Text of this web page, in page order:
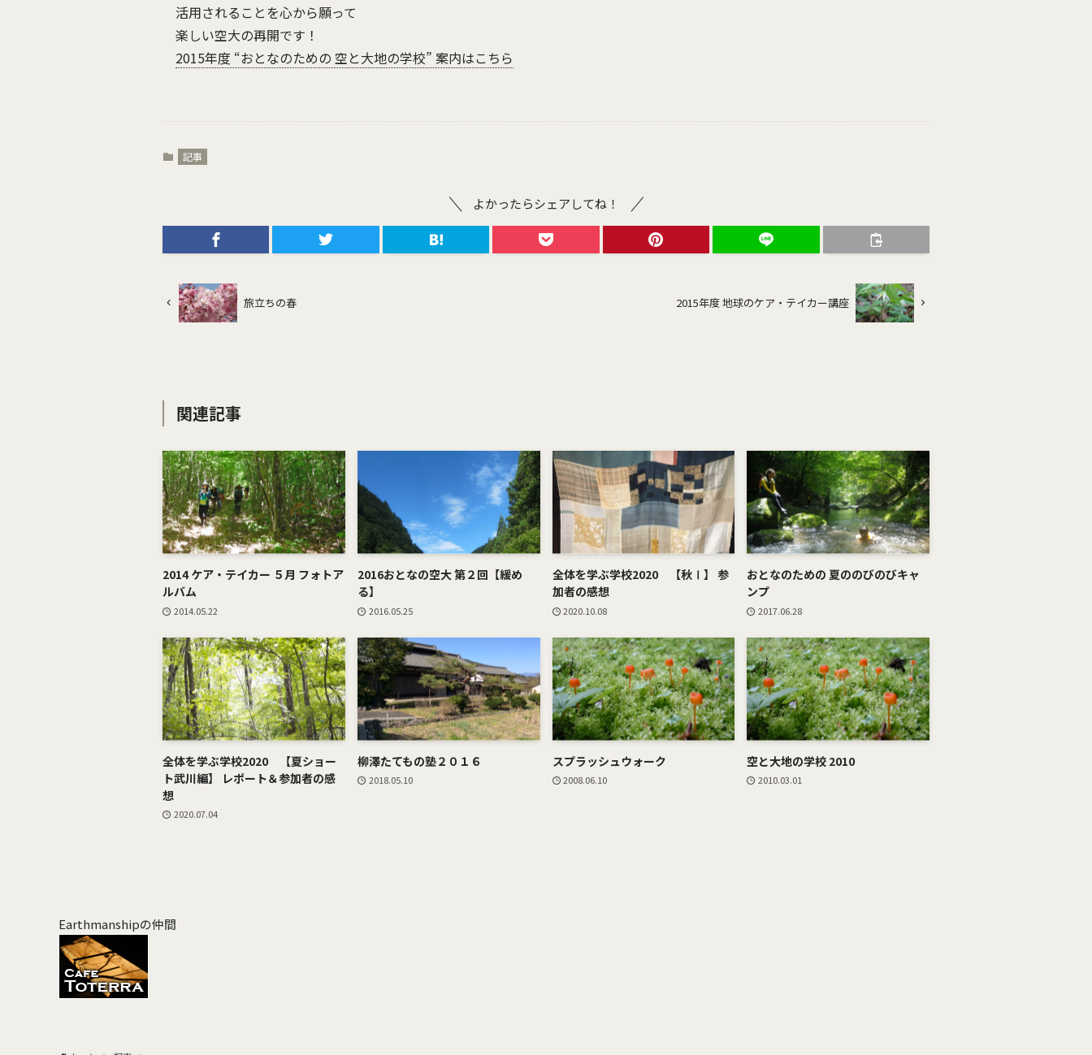
活用されることを心から願って
楽しい空大の再開です！
2015年度 “おとなのための 空と大地の学校” 案内はこちら
記事
よかったらシェアしてね！
旅立ちの春 2015年度 地球のケア・テイカー講座
関連記事
2014 ケア・テイカー ５月 フォトア
ルバム
2014.05.22
2016おとなの空大 第２回【緩め
る】
2016.05.25
全体を学ぶ学校2020 【秋Ⅰ】 参
加者の感想
2020.10.08
おとなのための 夏ののびのびキャ
ンプ
2017.06.28
全体を学ぶ学校2020 【夏ショー
ト武川編】 レポート＆参加者の感
想
2020.07.04
柳澤たてもの塾２０１６
2018.05.10
スプラッシュウォーク
2008.06.10
空と大地の学校 2010
2010.03.01
Earthmanshipの仲間